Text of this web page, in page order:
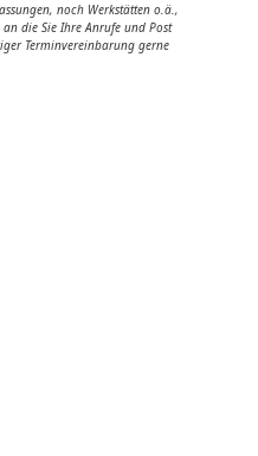
noch Werkstätten o.ä.,
die Sie Ihre Anrufe und Post
Terminvereinbarung gerne